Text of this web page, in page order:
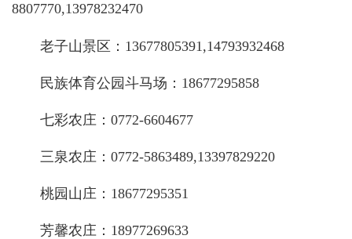
8807770,13978232470
老子山景区： 13677805391,14793932468
民族体育公园斗马场： 18677295858
七彩农庄： 0772-6604677
三泉农庄： 0772-5863489,13397829220
桃园山庄： 18677295351
芳馨农庄： 18977269633